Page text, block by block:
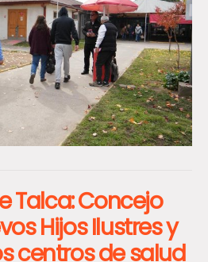
Talca: Concejo
Hijos Ilustres y
centros de salud